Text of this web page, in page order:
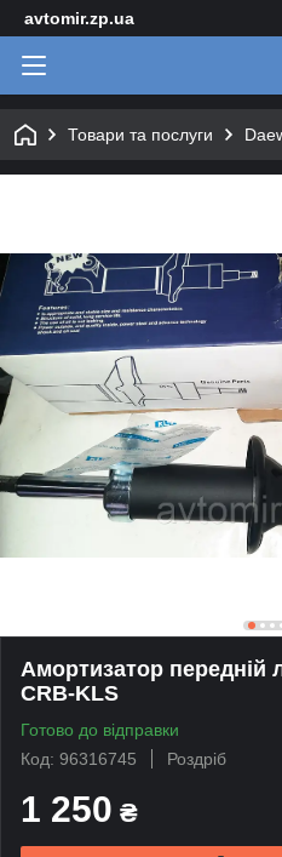
avtomir.zp.ua
Товари та послуги
Амортизатор передній
CRB-KLS
Готово до відправки
Код: 96316745
Роздріб
1 250 ₴